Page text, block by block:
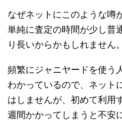
なぜネットにこのような噂
単純に査定の時間が少し普
り長いからかもしれません。
頻繁にジャニヤードを使う
わかっているので、ネット
はしませんが、初めて利用
週間かかってしまうと不安